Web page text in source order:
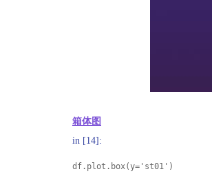
箱体图
in [14]:
df.plot.box(y='st01')